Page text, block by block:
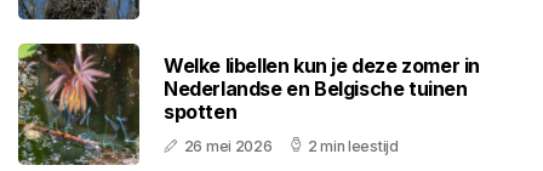
Welke libellen kun je deze zomer in
Nederlandse en Belgische tuinen
spotten
26 mei 2026 2 min leestijd